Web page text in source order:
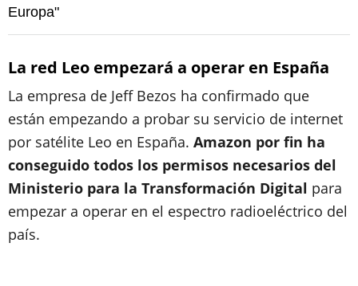
Europa"
La red Leo empezará a operar en España
La empresa de Jeff Bezos ha confirmado que
están empezando a probar su servicio de internet
por satélite Leo en España. Amazon por fin ha
conseguido todos los permisos necesarios del
Ministerio para la Transformación Digital para
empezar a operar en el espectro radioeléctrico del
país.